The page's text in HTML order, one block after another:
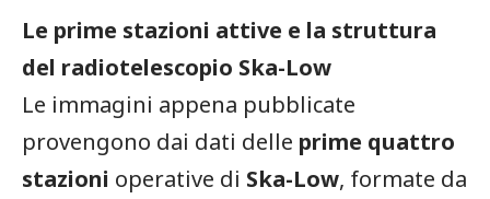
Le prime stazioni attive e la struttura
del radiotelescopio Ska-Low
Le immagini appena pubblicate
provengono dai dati delle prime quattro
stazioni operative di Ska-Low, formate da